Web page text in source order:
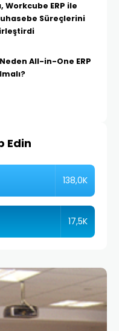
Workcube ERP ile
Süreçlerini
All-in-One ERP
Edin
138,0K
17,5K